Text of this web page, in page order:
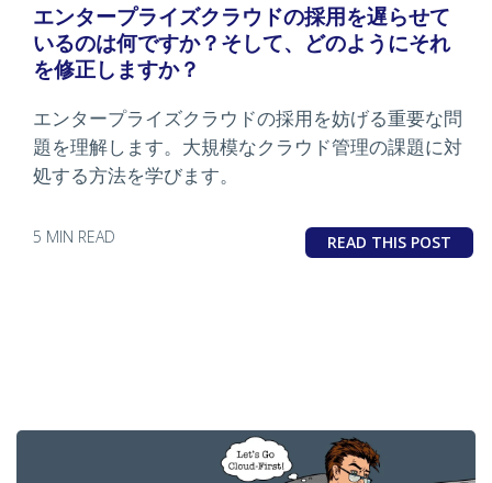
エンタープライズクラウドの採用を遅らせて
いるのは何ですか？そして、どのようにそれ
を修正しますか？
エンタープライズクラウドの採用を妨げる重要な問
題を理解します。大規模なクラウド管理の課題に対
処する方法を学びます。
5 MIN READ READ THIS POST